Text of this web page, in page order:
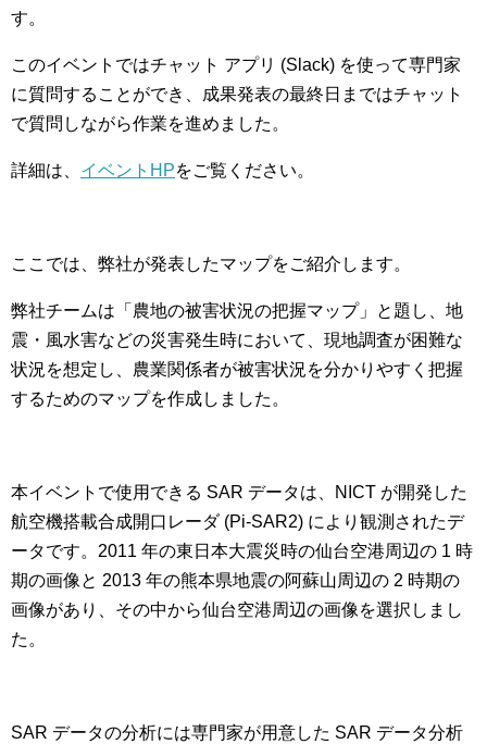
す。
このイベントではチャット アプリ (Slack) を使って専門家
に質問することができ、成果発表の最終日まではチャット
で質問しながら作業を進めました。
詳細は、 イベントHPをご覧ください。
ここでは、弊社が発表したマップをご紹介します。
弊社チームは「農地の被害状況の把握マップ」と題し、地
震・風水害などの災害発生時において、現地調査が困難な
状況を想定し、農業関係者が被害状況を分かりやすく把握
するためのマップを作成しました。
本イベントで使用できる SAR データは、NICT が開発した
航空機搭載合成開口レーダ (Pi-SAR2) により観測されたデ
ータです。2011 年の東日本大震災時の仙台空港周辺の 1 時
期の画像と 2013 年の熊本県地震の阿蘇山周辺の 2 時期の
画像があり、その中から仙台空港周辺の画像を選択しまし
た。
SAR データの分析には専門家が用意した SAR データ分析